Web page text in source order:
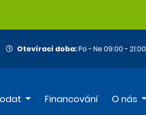
Otevírací doba:Po - Ne 09:00 - 21:00
Financování O nás